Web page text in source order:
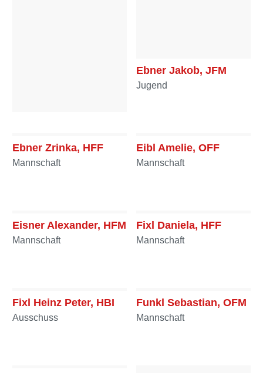
Ebner Jakob, JFM
Jugend
Ebner Zrinka, HFF
Mannschaft
Eibl Amelie, OFF
Mannschaft
Eisner Alexander, HFM
Mannschaft
Fixl Daniela, HFF
Mannschaft
Fixl Heinz Peter, HBI
Ausschuss
Funkl Sebastian, OFM
Mannschaft